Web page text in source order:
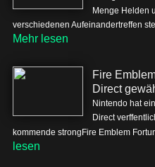
Menge Helden
verschiedenen Aufeinandertreffen
Mehr lesen
Fire
Direct
Nintendo hat
Direct
kommende strongFire Emblem
lesen